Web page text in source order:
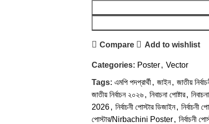
Compare Add to wishlist
Categories: Poster, Vector
Tags: এমপি পদপ্রার্থী, জাইন, জাতীয়
জাতীয় নির্বাচন ২০২৬, নিবাচনা পোষ্টার,
2026, নির্বাচনী পোস্টার ডিজাইন,
পোস্টার/Nirbachini Poster, নির্বাচনী